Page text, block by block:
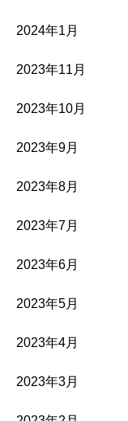
2024年1月
2023年11月
2023年10月
2023年9月
2023年8月
2023年7月
2023年6月
2023年5月
2023年4月
2023年3月